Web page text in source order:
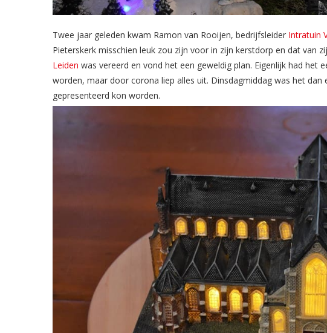
Twee jaar geleden kwam Ramon van Rooijen, bedrijfsleider Intratuin
Pieterskerk misschien leuk zou zijn voor in zijn kerstdorp en dat van
Leiden was vereerd en vond het een geweldig plan. Eigenlijk had het
worden, maar door corona liep alles uit. Dinsdagmiddag was het
gepresenteerd kon worden.